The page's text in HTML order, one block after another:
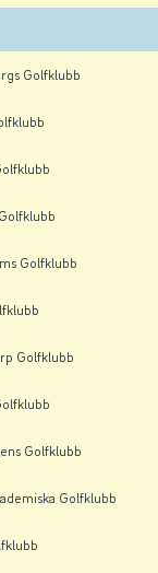
Golfklubb
Golfklubb
Golfklubb
Golfklubb
Golfklubb